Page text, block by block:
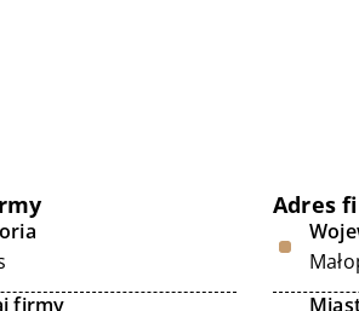
firmy
Adres